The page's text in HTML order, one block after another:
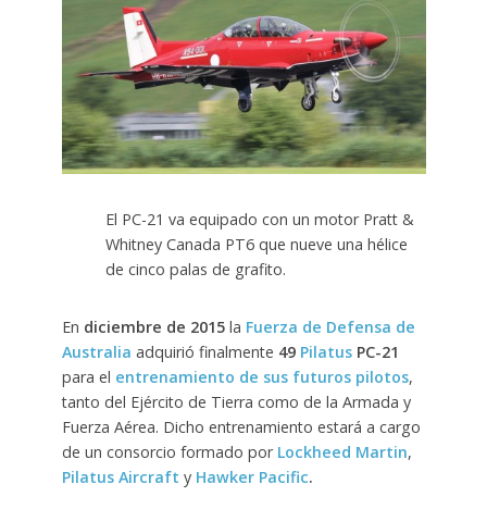
El PC-21 va equipado con un motor Pratt &
Whitney Canada PT6 que nueve una hélice
de cinco palas de grafito.
En diciembre de 2015la Fuerza de Defensa de
Australia adquirió finalmente 49 PilatusPC-21
para el entrenamiento de sus futuros pilotos,
tanto del Ejército de Tierra como de la Armada y
Fuerza Aérea. Dicho entrenamiento estará a cargo
de un consorcio formado por Lockheed Martin,
Pilatus Aircraft y Hawker Pacific.